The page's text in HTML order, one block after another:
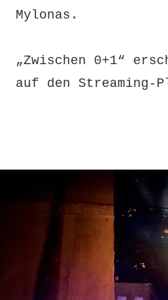
Mylonas.
„Zwischen 0+1“
auf den Streaming-